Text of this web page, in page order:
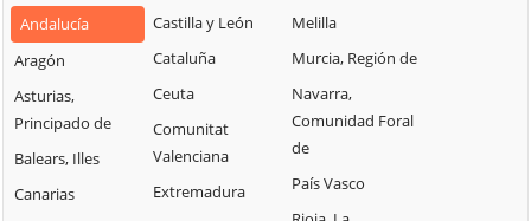
BOLLULLOS DE
LA MITACIÓN
BORMUJOS
BRENES
BURGUILLOS
CAMAS
GELVES
GERENA
GILENA
GINES
GUADALCANAL
GUILLENA
RÍO
PARADAS
PEDRERA
PEÑAFLOR
PILAS
PRUNA
Andalucía
Aragón
Asturias,
Principado de
Balears, Illes
Canarias
Castilla y León
Cataluña
Ceuta
Comunitat
Valenciana
Extremadura
Melilla
Murcia, Región de
Navarra,
Comunidad Foral
de
País Vasco